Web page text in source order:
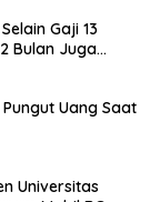
Gaji 13
Bulan Juga
Uang Saat
Universitas